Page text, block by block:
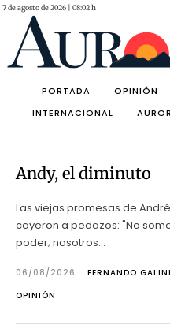
7 de agosto de 2026 | 08:02 h
PORTADA OPINIÓN
INTERNACIONAL
Andy, el diminuto
Las viejas promesas de
cayeron a pedazos: "No
poder; nosotros...
06/08/2026
FERNANDO
OPINIÓN